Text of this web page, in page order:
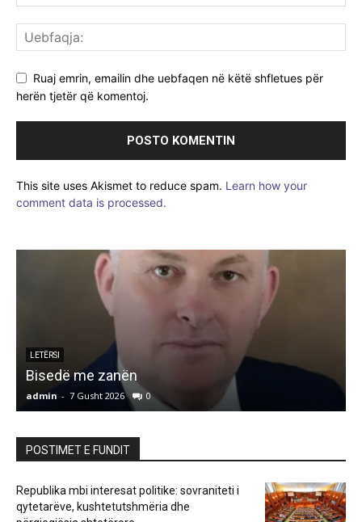
Ruaj emrin, emailin dhe uebfaqen në këtë shfletues për
herën tjetër që komentoj.
This site uses Akismet to reduce spam. Learn how your
comment data is processed.
LETËRSI
Bisedë me zanën
admin - 7 Gusht 2026 0
POSTIMET E FUNDIT
Republika mbi interesat politike: sovraniteti i
qytetarëve, kushtetutshmëria dhe